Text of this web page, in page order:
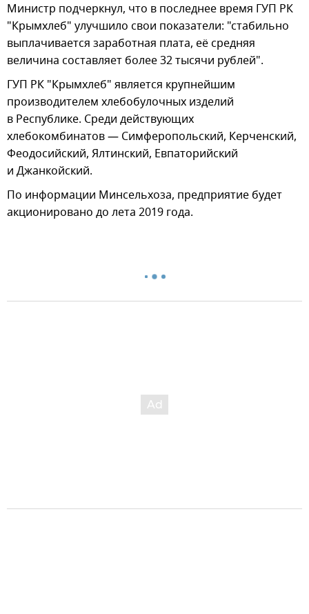
Министр подчеркнул, что в последнее время ГУП РК
"Крымхлеб" улучшило свои показатели: "стабильно
выплачивается заработная плата, её средняя
величина составляет более 32 тысячи рублей".
ГУП РК "Крымхлеб" является крупнейшим
производителем хлебобулочных изделий
в Республике. Среди действующих
хлебокомбинатов — Симферопольский, Керченский,
Феодосийский, Ялтинский, Евпаторийский
и Джанкойский.
По информации Минсельхоза, предприятие будет
акционировано до лета 2019 года.